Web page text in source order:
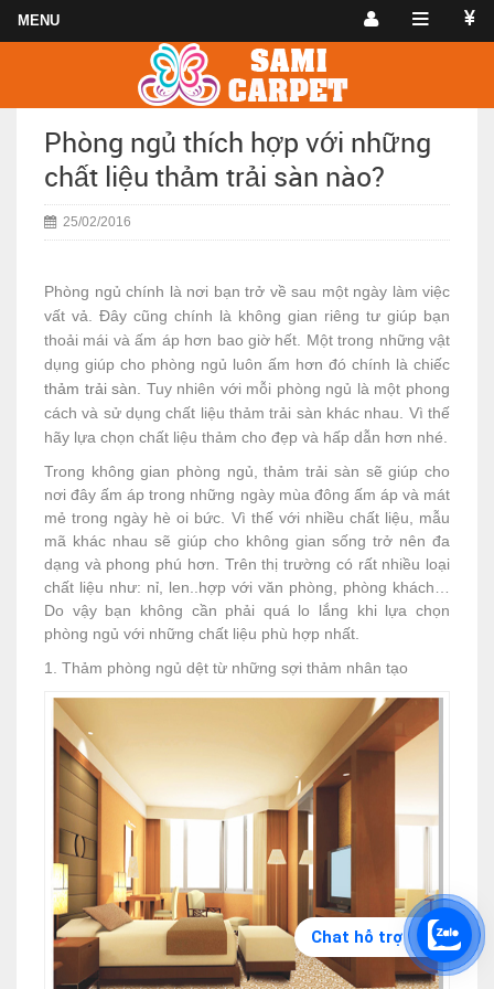
Phòng ngủ thích hợp với những
chất liệu thảm trải sàn nào?
25/02/2016
Phòng ngủ chính là nơi bạn trở về sau một ngày làm việc
vất vả. Đây cũng chính là không gian riêng tư giúp bạn
thoải mái và ấm áp hơn bao giờ hết. Một trong những vật
dụng giúp cho phòng ngủ luôn ấm hơn đó chính là chiếc
thảm trải sàn . Tuy nhiên với mỗi phòng ngủ là một phong
cách và sử dụng chất liệu thảm trải sàn khác nhau. Vì thế
hãy lựa chọn chất liệu thảm cho đẹp và hấp dẫn hơn nhé.
Trong không gian phòng ngủ, thảm trải sàn sẽ giúp cho
nơi đây ấm áp trong những ngày mùa đông ấm áp và mát
mẻ trong ngày hè oi bức. Vì thế với nhiều chất liệu, mẫu
mã khác nhau sẽ giúp cho không gian sống trở nên đa
dạng và phong phú hơn. Trên thị trường có rất nhiều loại
chất liệu như: nỉ, len..hợp với văn phòng, phòng khách…
Do vậy bạn không cần phải quá lo lắng khi lựa chọn
phòng ngủ với những chất liệu phù hợp nhất.
1. Thảm phòng ngủ dệt từ những sợi thảm nhân tạo
Chat hỗ trợ